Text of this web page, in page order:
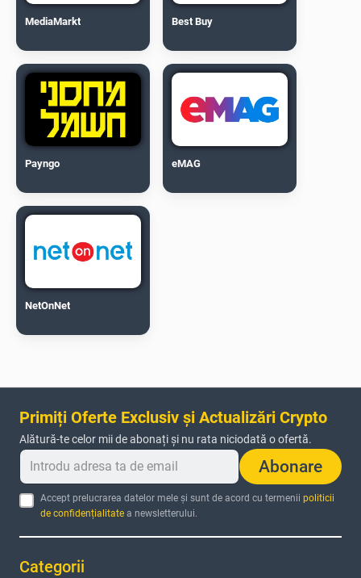
MediaMarkt Best Buy
Payngo eMAG
NetOnNet
Primiți Oferte Exclusiv și Actualizări Crypto
Alătură-te celor mii de abonați și nu rata niciodată o ofertă.
Abonare
Accept prelucrarea datelor mele și sunt de acord cu termeniipoliticii
de confidențialitate a newsletterului.
Categorii